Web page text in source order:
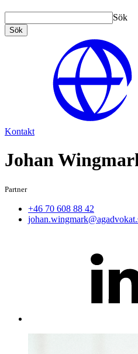
Sök
Sök
Kontakt
Johan
Partner
+46 70 608 88 42